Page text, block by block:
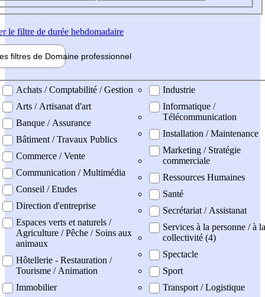
le filtre de durée hebdomadaire
filtres de Domaine professionnel
professionel
Achats / Comptabilité / Gestion
Arts / Artisanat d'art
Banque / Assurance
Bâtiment / Travaux Publics
Commerce / Vente
Communication / Multimédia
Conseil / Etudes
Direction d'entreprise
Espaces verts et naturels /
Agriculture / Pêche / Soins aux
animaux
Hôtellerie - Restauration /
Tourisme / Animation
Immobilier
Industrie
Informatique /
Télécommunication
Installation / Maintenance
Marketing / Stratégie
commerciale
Ressources Humaines
Santé
Secrétariat / Assistanat
Services à la personne / à la
collectivité (4)
Spectacle
Sport
Transport / Logistique